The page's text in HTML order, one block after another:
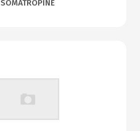
SOMATROPINE